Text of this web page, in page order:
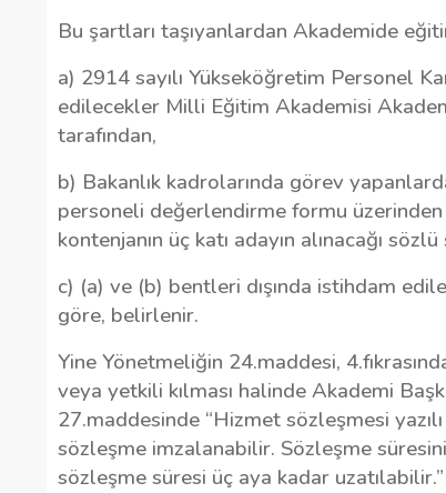
Bu şartları taşıyanlardan Akademide
a) 2914 sayılı Yükseköğretim Personel
edilecekler Milli Eğitim Akademisi
tarafından,
b) Bakanlık kadrolarında görev
personeli değerlendirme formu
kontenjanın üç katı adayın alınacağı
c) (a) ve (b) bentleri dışında istihdam
göre, belirlenir.
Yine Yönetmeliğin 24.maddesi,
veya yetkili kılması halinde Akademi
27.maddesinde “Hizmet sözleşmesi
sözleşme imzalanabilir. Sözleşme
sözleşme süresi üç aya kadar